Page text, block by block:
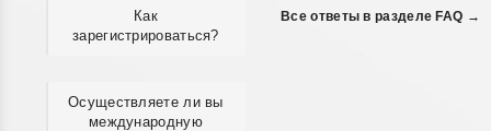
Как
зарегистрироваться?
Осуществляете ли вы
международную
Все ответы в разделе FAQ →